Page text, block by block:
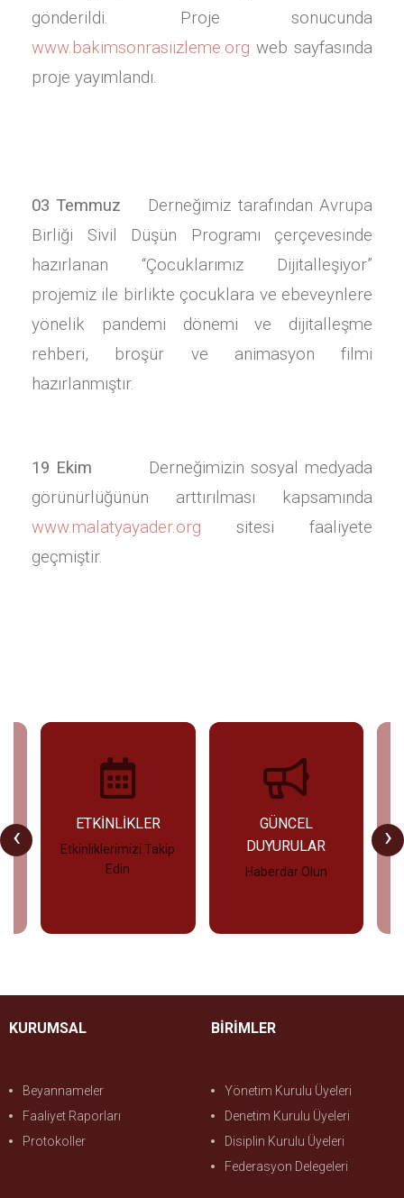
gönderildi. Proje sonucunda
www.bakimsonrasiizleme.org web sayfasında
proje yayımlandı.
03 Temmuz Derneğimiz tarafından Avrupa
Birliği Sivil Düşün Programı çerçevesinde
hazırlanan “Çocuklarımız Dijitalleşiyor”
projemiz ile birlikte çocuklara ve ebeveynlere
yönelik pandemi dönemi ve dijitalleşme
rehberi, broşür ve animasyon filmi
hazırlanmıştır.
19 Ekim Derneğimizin sosyal medyada
görünürlüğünün arttırılması kapsamında
www.malatyayader.org sitesi faaliyete
geçmiştir.
‹ ›
ETKİNLİKLER
Etkinliklerimizi Takip
Edin
GÜNCEL
DUYURULAR
Haberdar Olun
KURUMSAL
Beyannameler
Faaliyet Raporları
Protokoller
BİRİMLER
Yönetim Kurulu Üyeleri
Denetim Kurulu Üyeleri
Disiplin Kurulu Üyeleri
Federasyon Delegeleri